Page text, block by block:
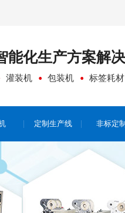
能化生产方案解
灌装机 包装机 标签耗材
定制生产线 非标定制